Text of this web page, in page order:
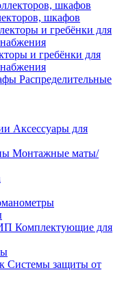
шкафов
и гребёнки для
Распределительные
Аксессуары для
Монтажные маты/
Комплектующие для
Системы защиты от